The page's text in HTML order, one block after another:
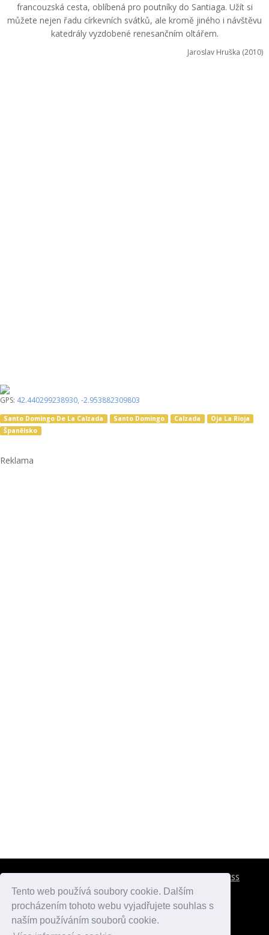
Tento web používá soubory cookie. Dalším
procházením tohoto webu vyjadřujete souhlas s
naším používáním souborů cookie.
francouzská cesta, oblíbená pro poutníky do Santiaga. Užít si
můžete nejen řadu církevních svátků, ale kromě jiného i návštěvu
katedrály vyzdobené renesančním oltářem.
Jaroslav Hruška (2010)
GPS: 42.440299238930, -2.953882309803
Santo Domingo De La Calzada Santo Domingo Calzada
Oja La Rioja
Španělsko
Reklama
RSS
atlaspamatek.info